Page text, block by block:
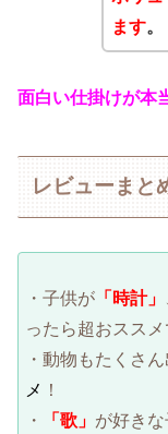
ます。
面白い仕掛けが本
レビューまと
・子供が 「時計」
ったら超おススメ
・動物もたくさ
メ ！
・
「歌」 が好き